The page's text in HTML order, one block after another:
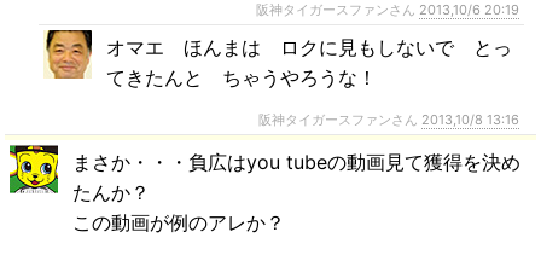
阪神タイガースファンさん 2013,10/6 20:19
オマエ ほんまは ロクに見もしないで とっ
てきたんと ちゃうやろうな！
阪神タイガースファンさん 2013,10/8 13:16
まさか・・・負広はyou tubeの動画見て獲得を決め
たんか？
この動画が例のアレか？